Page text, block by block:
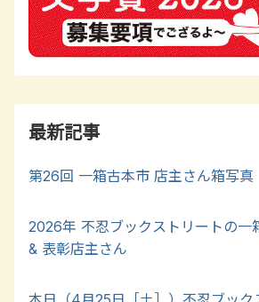
最新記事
第26回 一箱古本市 店主さん箱写真
2026年 不忍ブックストリートの一
& 表彰店主さん